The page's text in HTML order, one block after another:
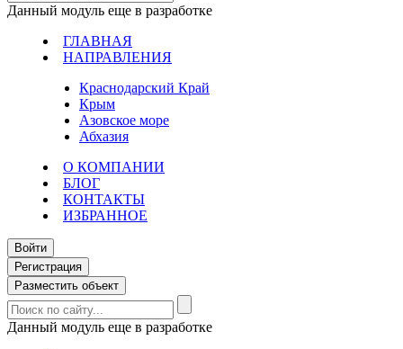
Данный модуль еще в разработке
ГЛАВНАЯ
НАПРАВЛЕНИЯ
Краснодарский Край
Крым
Азовское море
Абхазия
О КОМПАНИИ
БЛОГ
КОНТАКТЫ
ИЗБРАННОЕ
Войти
Регистрация
Разместить объект
Данный модуль еще в разработке